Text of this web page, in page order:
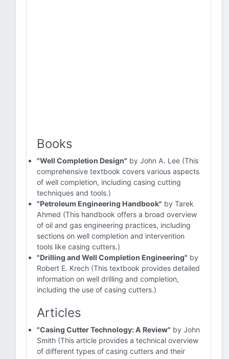
Books
"Well Completion Design" by John A. Lee (This
comprehensive textbook covers various aspects
of well completion, including casing cutting
techniques and tools.)
"Petroleum Engineering Handbook" by Tarek
Ahmed (This handbook offers a broad overview
of oil and gas engineering practices, including
sections on well completion and intervention
tools like casing cutters.)
"Drilling and Well Completion Engineering" by
Robert E. Krech (This textbook provides detailed
information on well drilling and completion,
including the use of casing cutters.)
Articles
"Casing Cutter Technology: A Review" by John
Smith (This article provides a technical overview
of different types of casing cutters and their